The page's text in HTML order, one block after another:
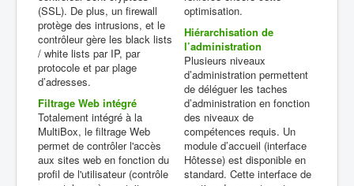
(SSL). De plus, un firewall
protège des intrusions, et le
contrôleur gère les black lists
/ white lists par IP, par
protocole et par plage
d’adresses.
Filtrage Web intégré
Totalement intégré à la
MultiBox, le filtrage Web
permet de contrôler l'accès
aux sites web en fonction du
profil de l'utilisateur (contrôle
optimisation.
Hiérarchisation de
l’administration
Plusieurs niveaux
d’administration permettent
de déléguer les taches
d’administration en fonction
des niveaux de
compétences requis. Un
module d’accueil (interface
Hôtesse) est disponible en
standard. Cette interface de